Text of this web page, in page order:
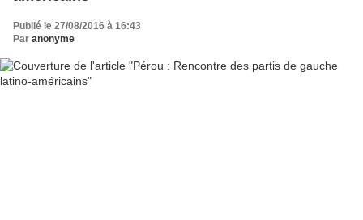
Publié le 27/08/2016 à 16:43
Par anonyme